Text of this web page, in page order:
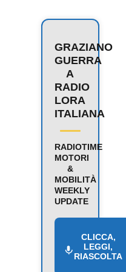
GRAZIANO
GUERRA
A
RADIO
LORA
ITALIANA
RADIOTIME
MOTORI
&
MOBILITÀ
WEEKLY
UPDATE
CLICCA,
LEGGI,
RIASCOLTA